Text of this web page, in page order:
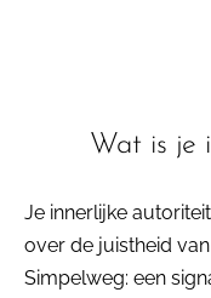
Wat is je
Je innerlijke
over de juistheid
Simpelweg: een